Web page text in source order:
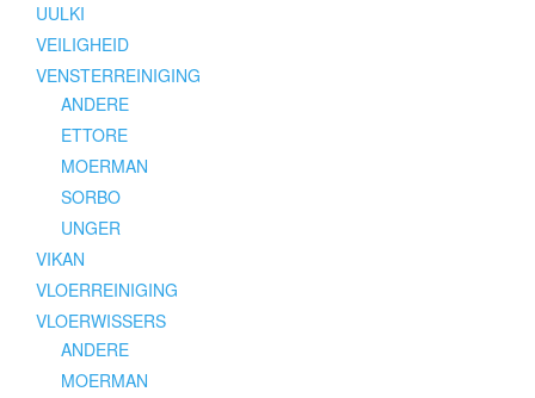
UULKI
VEILIGHEID
VENSTERREINIGING
ANDERE
ETTORE
MOERMAN
SORBO
UNGER
VIKAN
VLOERREINIGING
VLOERWISSERS
ANDERE
MOERMAN